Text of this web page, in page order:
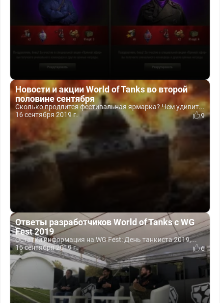
Новости и акции World of Tanks во второй
половине сентября
Сколько продлится фестивальная ярмарка? Чем удивит...
16 сентября 2019 г.
9
Ответы разработчиков World of Tanks с WG
Fest 2019
Остатки информация на WG Fest: День танкиста 2019,...
16 сентября 2019 г.
6